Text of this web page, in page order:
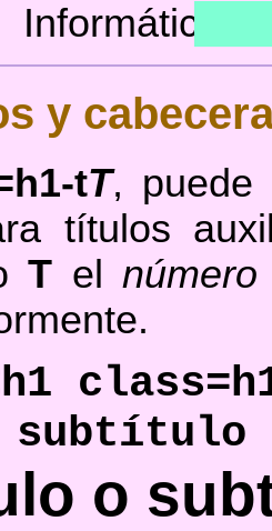
Informática
y
tT, puede
títulos
T el
subtítulo
o